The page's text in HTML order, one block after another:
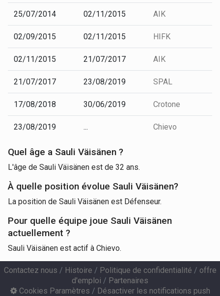
25/07/2014 02/11/2015 AIK
02/09/2015 02/11/2015 HIFK
02/11/2015 21/07/2017 AIK
21/07/2017 23/08/2019 SPAL
17/08/2018 30/06/2019 Crotone
23/08/2019 ... Chievo
Quel âge a Sauli Väisänen ?
L'âge de Sauli Väisänen est de 32 ans.
À quelle position évolue Sauli Väisänen?
La position de Sauli Väisänen est Défenseur.
Pour quelle équipe joue Sauli Väisänen
actuellement ?
Sauli Väisänen est actif à Chievo.
Contactez nous / Histoire / Politique de confidentialité / offre
d'emploi / Partenaires
Cookies Paramètres / Désactiver les notifications push